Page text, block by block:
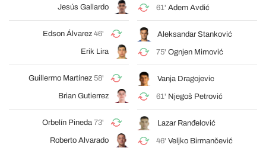
Jesús Gallardo 61' Adem Avdić
Edson Álvarez 46'
Erik Lira
Aleksandar Stanković
75' Ognjen Mimović
Guillermo Martínez 58'
Brian Gutierrez
Vanja Dragojevic
61' Njegoš Petrović
Orbelín Pineda 73'
Roberto Alvarado
Lazar Ranđelović
46' Veljko Birmančević